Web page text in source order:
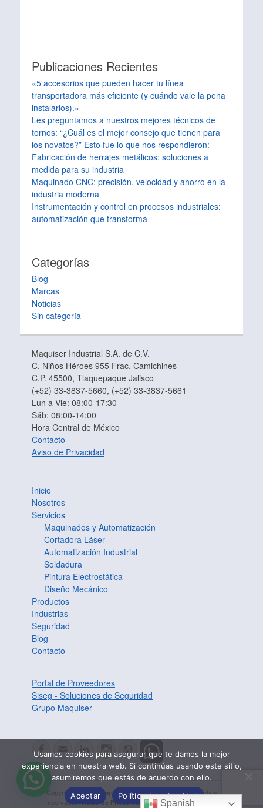
Publicaciones Recientes
«5 accesorios que pueden hacer tu línea
transportadora más eficiente (y cuándo vale la pena
instalarlos).»
Les preguntamos a nuestros mejores técnicos de
tornos: “¿Cuál es el mejor consejo que tienen para
los novatos?” Esto fue lo que nos respondieron:
Fabricación de herrajes metálicos: soluciones a
medida para su industria
Maquinado CNC: precisión, velocidad y ahorro en la
industria moderna
Instrumentación y control en procesos industriales:
automatización que transforma
Categorías
Blog
Marcas
Noticias
Sin categoría
Maquiser Industrial S.A. de C.V.
C. Niños Héroes 955 Frac. Camichines
C.P. 45500, Tlaquepaque Jalisco
(+52) 33-3837-5660, (+52) 33-3837-5661
Lun a Vie: 08:00-17:30
Sáb: 08:00-14:00
Hora Central de México
Contacto
Aviso de Privacidad
Inicio
Nosotros
Servicios
Maquinados y Automatización
Cortadora Láser
Automatización Industrial
Soldadura
Pintura Electrostática
Diseño Mecánico
Productos
Industrias
Seguridad
Blog
Contacto
Portal de Proveedores
Siseg - Soluciones de Seguridad
Grupo Maquiser
Facebook
Correo
electrónico
Instagram
Website
Copyright © 2026 Maquiser Industrial . Todos los derechos
reservados. Aviso de Privacidad | Web Design por
Spanish
Usamos cookies para asegurar que te damos la mejor
experiencia en nuestra web. Si continúas usando este sitio,
asumiremos que estás de acuerdo con ello.
Aceptar
Política de privacidad